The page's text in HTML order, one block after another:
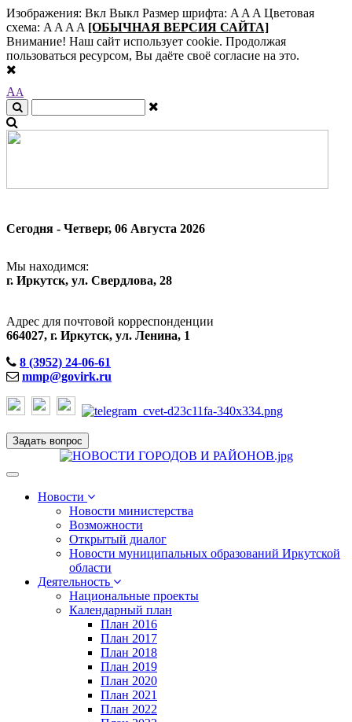
Изображения: Вкл Выкл Размер шрифта: A A A Цветовая
схема: A A A A [ОБЫЧНАЯ ВЕРСИЯ САЙТА]
Внимание! Наш сайт использует cookie. Продолжая
пользоваться ресурсом, Вы даёте своё согласие на это.
AA
Сегодня - Четверг, 06 Августа 2026
Мы находимся:
г. Иркутск, ул. Свердлова, 28
Адрес для почтовой корреспонденции
664027, г. Иркутск, ул. Ленина, 1
8 (3952) 24-06-61
mmp@govirk.ru
Задать вопрос
Toggle
navigationНовости
Новости министерства
Возможности
Открытый диалог
Новости муниципальных образований Иркутской
области
Деятельность
Национальные проекты
Календарный план
План 2016
План 2017
План 2018
План 2019
План 2020
План 2021
План 2022